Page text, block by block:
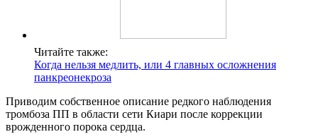
Читайте также:
Когда нельзя медлить, или 4 главных осложнения
панкреонекроза
Приводим собственное описание редкого наблюдения
тромбоза ПП в области сети Киари после коррекции
врожденного порока сердца.